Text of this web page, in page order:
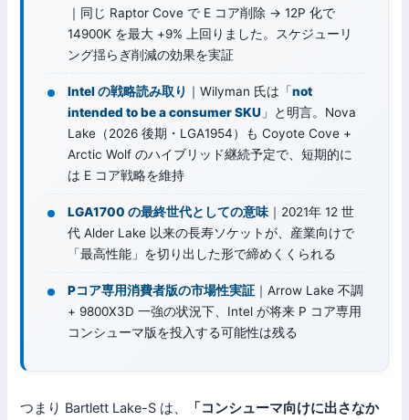
｜同じ Raptor Cove で E コア削除 → 12P 化で
14900K を最大 +9% 上回りました。スケジューリ
ング揺らぎ削減の効果を実証
Intel の戦略読み取り ｜Wilyman 氏は「not
intended to be a consumer SKU 」と明言。Nova
Lake（2026 後期・LGA1954）も Coyote Cove +
Arctic Wolf のハイブリッド継続予定で、短期的に
は E コア戦略を維持
LGA1700 の最終世代としての意味 ｜2021年 12 世
代 Alder Lake 以来の長寿ソケットが、産業向けで
「最高性能」を切り出した形で締めくくられる
Pコア専用消費者版の市場性実証 ｜Arrow Lake 不調
+ 9800X3D 一強の状況下、Intel が将来 P コア専用
コンシューマ版を投入する可能性は残る
つまり Bartlett Lake-S は、
「コンシューマ向けに出さなか